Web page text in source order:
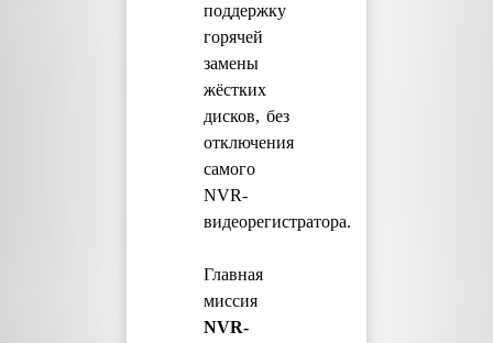
поддержку
горячей
замены
жёстких
дисков, без
отключения
самого
NVR-
видеорегистратора.
Главная
миссия
NVR-